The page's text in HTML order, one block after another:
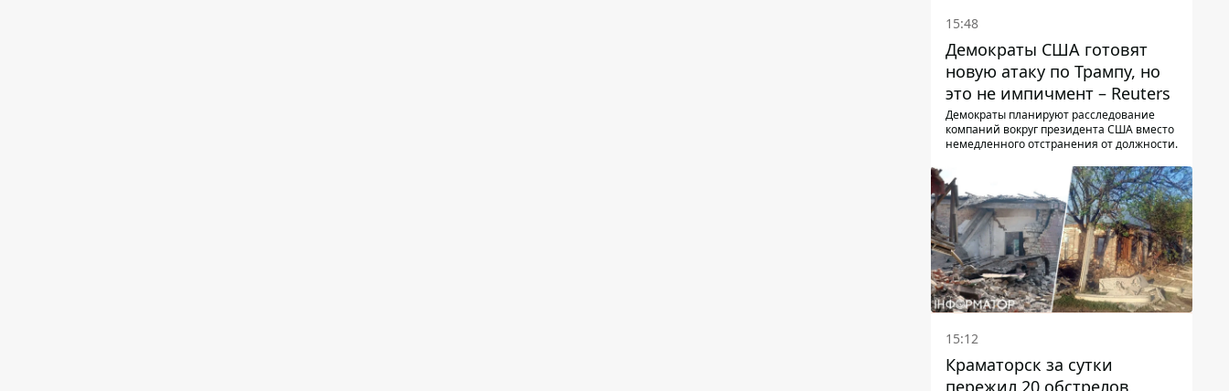
15:48
Демократы США готовят
новую атаку по Трампу, но
это не импичмент – Reuters
Демократы планируют расследование
компаний вокруг президента США вместо
немедленного отстранения от должности.
15:12
Краматорск за сутки